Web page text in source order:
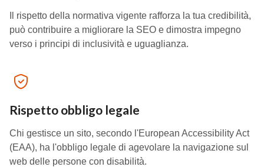
Il rispetto della normativa vigente rafforza la tua credibilità,
può contribuire a migliorare la SEO e dimostra impegno
verso i principi di inclusività e uguaglianza.
Rispetto obbligo legale
Chi gestisce un sito, secondo l'European Accessibility Act
(EAA), ha l'obbligo legale di agevolare la navigazione sul
web delle persone con disabilità.